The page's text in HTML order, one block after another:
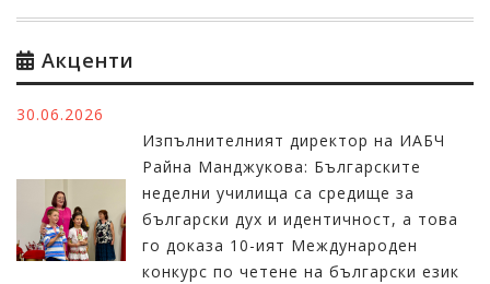
Акценти
30.06.2026
Изпълнителният директор на ИАБЧ
Райна Манджукова: Българските
неделни училища са средище за
български дух и идентичност, а това
го доказа 10-ият Международен
конкурс по четене на български език